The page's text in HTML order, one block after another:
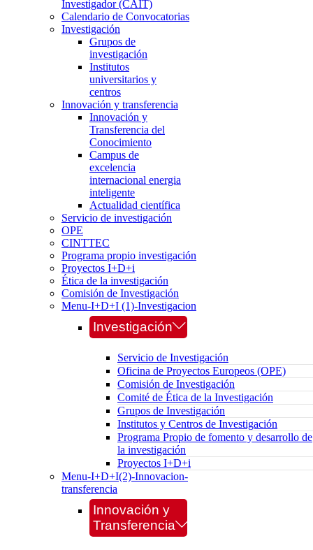
Investigador (CAIT)
Calendario de Convocatorias
Investigación
Grupos de
investigación
Institutos
universitarios y
centros
Innovación y transferencia
Innovación y
Transferencia del
Conocimiento
Campus de
excelencia
internacional energia
inteligente
Actualidad científica
Servicio de investigación
OPE
CINTTEC
Programa propio investigación
Proyectos I+D+i
Ética de la investigación
Comisión de Investigación
Menu-I+D+I (1)-Investigacion
Investigación
Servicio de Investigación
Oficina de Proyectos Europeos (OPE)
Comisión de Investigación
Comité de Ética de la Investigación
Grupos de Investigación
Institutos y Centros de Investigación
Programa Propio de fomento y desarrollo de
la investigación
Proyectos I+D+i
Menu-I+D+I(2)-Innovacion-
transferencia
Innovación y
Transferencia